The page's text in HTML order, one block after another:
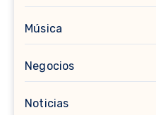
Música
Negocios
Noticias